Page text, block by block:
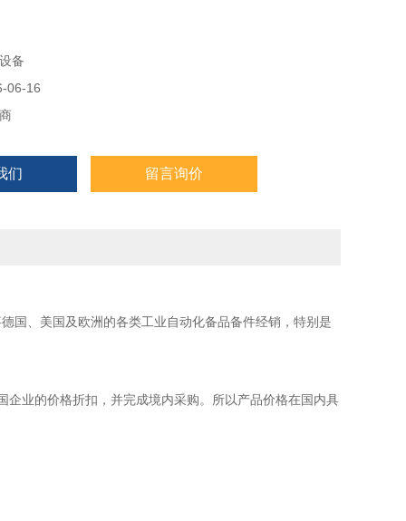
备
06-16
们 留言询价
国、美国及欧洲的各类工业自动化备品备件经销，特别是
的价格折扣，并完成境内采购。所以产品价格在国内具